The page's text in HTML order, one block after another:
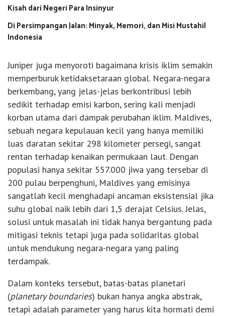
Kisah dari Negeri Para Insinyur
Di Persimpangan Jalan: Minyak, Memori, dan Misi Mustahil
Indonesia
Juniper juga menyoroti bagaimana krisis iklim semakin
memperburuk ketidaksetaraan global. Negara-negara
berkembang, yang jelas-jelas berkontribusi lebih
sedikit terhadap emisi karbon, sering kali menjadi
korban utama dari dampak perubahan iklim. Maldives,
sebuah negara kepulauan kecil yang hanya memiliki
luas daratan sekitar 298 kilometer persegi, sangat
rentan terhadap kenaikan permukaan laut. Dengan
populasi hanya sekitar 557.000 jiwa yang tersebar di
200 pulau berpenghuni, Maldives yang emisinya
sangatlah kecil menghadapi ancaman eksistensial jika
suhu global naik lebih dari 1,5 derajat Celsius. Jelas,
solusi untuk masalah ini tidak hanya bergantung pada
mitigasi teknis tetapi juga pada solidaritas global
untuk mendukung negara-negara yang paling
terdampak.
Dalam konteks tersebut, batas-batas planetari
(planetary boundaries) bukan hanya angka abstrak,
tetapi adalah parameter yang harus kita hormati demi